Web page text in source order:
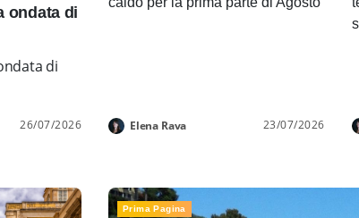
ondata di
di
26/07/2026 Elena Rava 23/07/2026
Prima Pagina